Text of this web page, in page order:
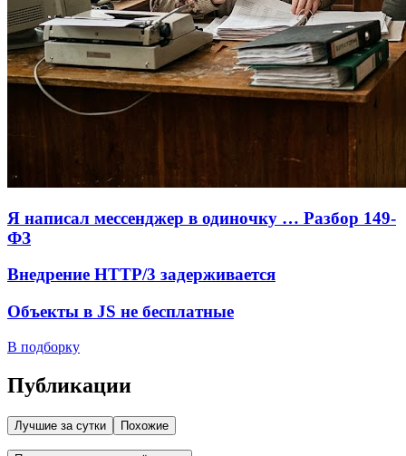
Я написал мессенджер в одиночку … Разбор 149-
ФЗ
Внедрение HTTP/3 задерживается
Объекты в JS не бесплатные
В подборку
Публикации
Лучшие за сутки Похожие